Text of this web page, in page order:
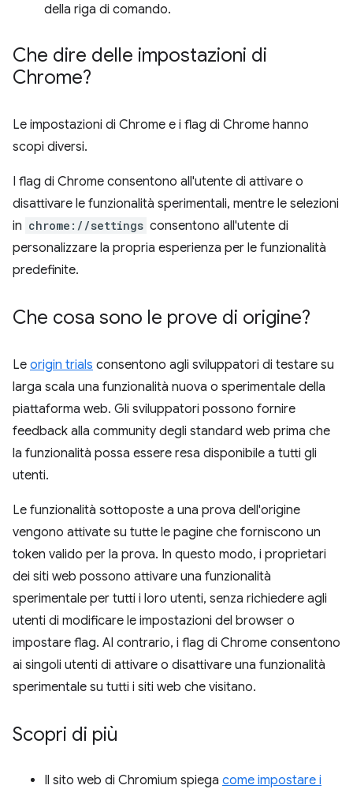
della riga di comando.
Che dire delle impostazioni di
Chrome?
Le impostazioni di Chrome e i flag di Chrome hanno
scopi diversi.
I flag di Chrome consentono all'utente di attivare o
disattivare le funzionalità sperimentali, mentre le selezioni
in chrome://settings consentono all'utente di
personalizzare la propria esperienza per le funzionalità
predefinite.
Che cosa sono le prove di origine?
Le origin trials consentono agli sviluppatori di testare su
larga scala una funzionalità nuova o sperimentale della
piattaforma web. Gli sviluppatori possono fornire
feedback alla community degli standard web prima che
la funzionalità possa essere resa disponibile a tutti gli
utenti.
Le funzionalità sottoposte a una prova dell'origine
vengono attivate su tutte le pagine che forniscono un
token valido per la prova. In questo modo, i proprietari
dei siti web possono attivare una funzionalità
sperimentale per tutti i loro utenti, senza richiedere agli
utenti di modificare le impostazioni del browser o
impostare flag. Al contrario, i flag di Chrome consentono
ai singoli utenti di attivare o disattivare una funzionalità
sperimentale su tutti i siti web che visitano.
Scopri di più
Il sito web di Chromium spiega come impostare i